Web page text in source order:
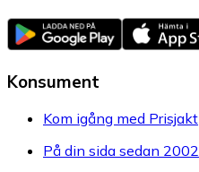
Konsument
Kom igång med Prisjakt
På din sida sedan 2002